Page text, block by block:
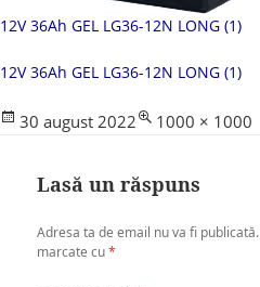
12V 36Ah GEL LG36-12N LONG (1)
12V 36Ah GEL LG36-12N LONG (1)
Posted
30 august 2022
Full
1000 × 1000
Lasă un răspuns
Adresa ta de email nu va fi publicată.
marcate cu*